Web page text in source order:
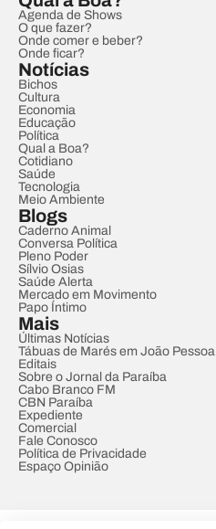
Agenda de Shows
O que fazer?
Onde comer e beber?
Onde ficar?
Notícias
Bichos
Cultura
Economia
Educação
Política
Qual a Boa?
Cotidiano
Saúde
Tecnologia
Meio Ambiente
Blogs
Caderno Animal
Conversa Política
Pleno Poder
Sílvio Osias
Saúde Alerta
Mercado em Movimento
Papo Íntimo
Mais
Últimas Notícias
Tábuas de Marés em João Pessoa
Editais
Sobre o Jornal da Paraíba
Cabo Branco FM
CBN Paraíba
Expediente
Comercial
Fale Conosco
Política de Privacidade
Espaço Opinião